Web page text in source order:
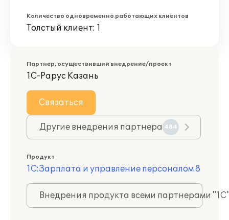
Количество одновременно работающих клиентов
Толстый клиент: 1
Партнер, осуществивший внедрение/проект
1С-Рарус Казань
Связаться
Другие внедрения партнера 484
Продукт
1С:Зарплата и управление персоналом 8
Внедрения продукта всеми партнерами